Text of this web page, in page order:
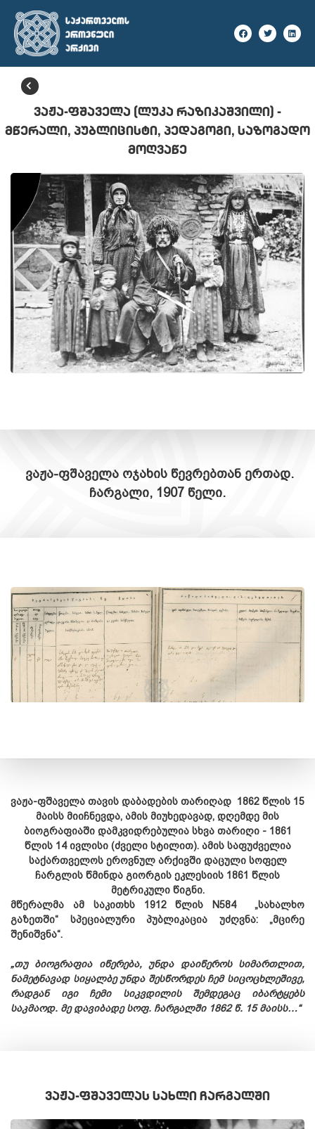
ᲕᲐᲟᲐ-ᲤᲨᲐᲕᲔᲚᲐ (ᲚᲣᲙᲐ ᲠᲐᲖᲘᲙᲐᲨᲕᲘᲚᲘ) -
ᲛᲬᲔᲠᲐᲚᲘ, ᲞᲣᲑᲚᲘᲪᲘᲡᲢᲘ, ᲞᲔᲓᲐᲒᲝᲒᲘ, ᲡᲐᲖᲝᲒᲐᲓᲝ
ᲛᲝᲦᲕᲐᲬᲔ
ვაჟა-ფშაველა ოჯახის წევრებთან ერთად.
ჩარგალი, 1907 წელი.
ვაჟა-ფშაველა თავის დაბადების თარიღად 1862 წლის 15
მაისს მიიჩნევდა, ამის მიუხედავად, დღემდე მის
ბიოგრაფიაში დამკვიდრებულია სხვა თარიღი - 1861
წლის 14 ივლისი (ძველი სტილით). ამის საფუძველია
საქართველოს ეროვნულ არქივში დაცული სოფელ
ჩარგლის წმინდა გიორგის ეკლესიის 1861 წლის
მეტრიკული წიგნი.
მწერალმა ამ საკითხს 1912 წლის N584 „სახალხო
გაზეთში“ სპეციალური პუბლიკაცია უძღვნა: „მცირე
შენიშვნა“.
„თუ ბიოგრაფია იწერება, უნდა დაიწეროს სიმართლით,
ნამეტნავად სიყალბე უნდა შესწორდეს ჩემ სიცოცხლეშივე,
რადგან იგი ჩემი სიკვდილის შემდეგაც იბარტყებს
საკმაოდ. მე დავიბადე სოფ. ჩარგალში 1862 წ. 15 მაისს…“
ᲕᲐᲟᲐ-ᲤᲨᲐᲕᲔᲚᲐᲡ ᲡᲐᲮᲚᲘ ᲩᲐᲠᲒᲐᲚᲨᲘ